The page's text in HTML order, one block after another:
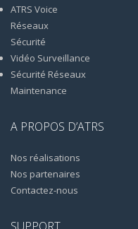
ATRS Voice
Réseaux
Sécurité
Vidéo Surveillance
Sécurité Réseaux
Maintenance
A PROPOS D’ATRS
Nos réalisations
Nos partenaires
Contactez-nous
SUPPORT